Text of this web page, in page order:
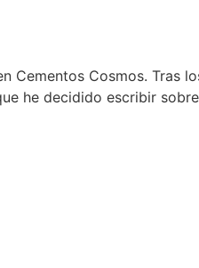
Cementos Cosmos. Tras
he decidido escribir